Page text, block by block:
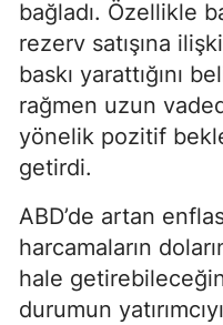
bağladı. Özellikle
rezerv satışına
baskı yarattığını
rağmen uzun
yönelik pozitif
getirdi.
ABD’de artan
harcamaların
hale
durumun